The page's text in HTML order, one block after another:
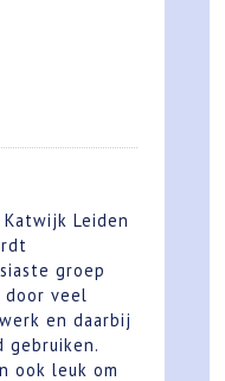
Leiden
groep
veel
en daarbij
gebruiken.
ook leuk om